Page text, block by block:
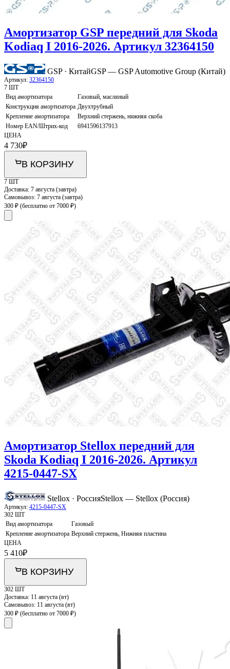
Амортизатор GSP передний для Skoda
Kodiaq I 2016-2026. Артикул 32364150
GSP · КитайGSP — GSP Automotive Group (Китай)
Артикул: 32364150
7 ШТ
Вид амортизатора
Газовый, масляный
Конструкция амортизатора Двухтрубный
Крепление амортизатора
Верхний стержень, нижняя скоба
Номер EAN/Штрих-код
6941596137913
ЦЕНА
4 730₽
В КОРЗИНУ
7 ШТ
Доставка: 7 августа (завтра)
Самовывоз: 7 августа (завтра)
300 ₽ (бесплатно от 7000 ₽)
Амортизатор Stellox передний для
Skoda Kodiaq I 2016-2026. Артикул
4215-0447-SX
Stellox · РоссияStellox — Stellox (Россия)
Артикул: 4215-0447-SX
302 ШТ
Вид амортизатора
Газовый
Крепление амортизатора Верхний стержень, Нижняя пластина
ЦЕНА
5 410₽
В КОРЗИНУ
302 ШТ
Доставка: 11 августа (вт)
Самовывоз: 11 августа (вт)
300 ₽ (бесплатно от 7000 ₽)